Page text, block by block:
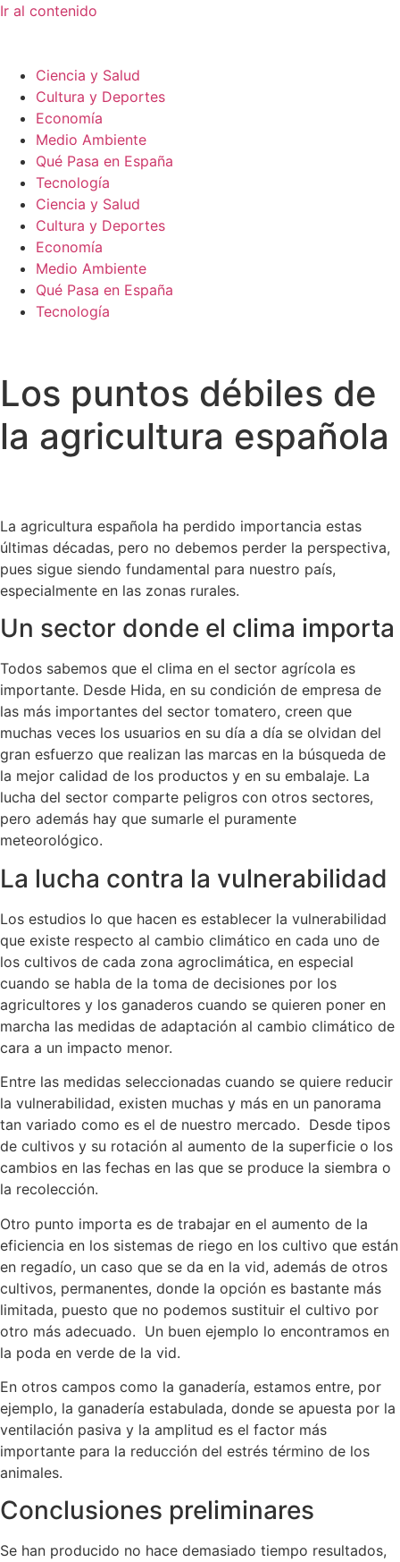
Ir al contenido
Ciencia y Salud
Cultura y Deportes
Economía
Medio Ambiente
Qué Pasa en España
Tecnología
Ciencia y Salud
Cultura y Deportes
Economía
Medio Ambiente
Qué Pasa en España
Tecnología
Los puntos débiles de
la agricultura española
La agricultura española ha perdido importancia estas
últimas décadas, pero no debemos perder la perspectiva,
pues sigue siendo fundamental para nuestro país,
especialmente en las zonas rurales.
Un sector donde el clima importa
Todos sabemos que el clima en el sector agrícola es
importante. Desde Hida, en su condición de empresa de
las más importantes del sector tomatero, creen que
muchas veces los usuarios en su día a día se olvidan del
gran esfuerzo que realizan las marcas en la búsqueda de
la mejor calidad de los productos y en su embalaje. La
lucha del sector comparte peligros con otros sectores,
pero además hay que sumarle el puramente
meteorológico.
La lucha contra la vulnerabilidad
Los estudios lo que hacen es establecer la vulnerabilidad
que existe respecto al cambio climático en cada uno de
los cultivos de cada zona agroclimática, en especial
cuando se habla de la toma de decisiones por los
agricultores y los ganaderos cuando se quieren poner en
marcha las medidas de adaptación al cambio climático de
cara a un impacto menor.
Entre las medidas seleccionadas cuando se quiere reducir
la vulnerabilidad, existen muchas y más en un panorama
tan variado como es el de nuestro mercado. Desde tipos
de cultivos y su rotación al aumento de la superficie o los
cambios en las fechas en las que se produce la siembra o
la recolección.
Otro punto importa es de trabajar en el aumento de la
eficiencia en los sistemas de riego en los cultivo que están
en regadío, un caso que se da en la vid, además de otros
cultivos, permanentes, donde la opción es bastante más
limitada, puesto que no podemos sustituir el cultivo por
otro más adecuado. Un buen ejemplo lo encontramos en
la poda en verde de la vid.
En otros campos como la ganadería, estamos entre, por
ejemplo, la ganadería estabulada, donde se apuesta por la
ventilación pasiva y la amplitud es el factor más
importante para la reducción del estrés término de los
animales.
Conclusiones preliminares
Se han producido no hace demasiado tiempo resultados,